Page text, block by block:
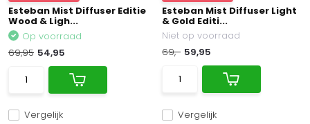
Esteban Mist Diffuser Editie
Wood & Ligh...
Vergelijk
Op voorraad
69,95 54,95
Esteban Mist Diffuser Light
& Gold Editi...
Vergelijk
Niet op voorraad
69,- 59,95